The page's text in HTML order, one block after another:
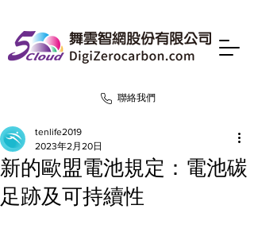
聯絡我們
新的歐盟電池規定：電池碳
足跡及可持續性
tenlife2019
2023年2月20日